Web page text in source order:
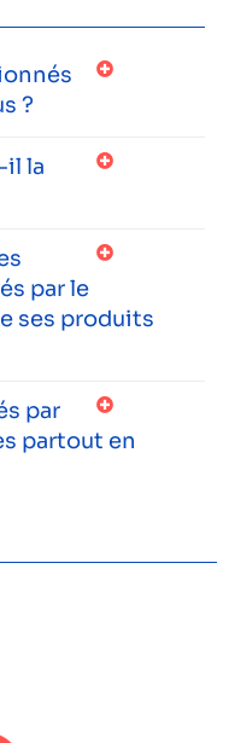
?
il la
par le
ses produits
par
partout en